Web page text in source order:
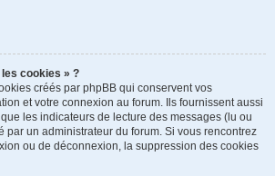
cookies » ?
créés par phpBB qui conservent vos
et votre connexion au forum. Ils fournissent aussi
les indicateurs de lecture des messages (lu ou
par un administrateur du forum. Si vous rencontrez
ou de déconnexion, la suppression des cookies